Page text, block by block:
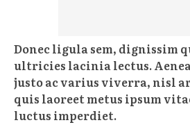
Donec ligula sem, dignissim
ultricies lacinia lectus.
justo ac varius viverra, nisl
quis laoreet metus ipsum
luctus imperdiet.